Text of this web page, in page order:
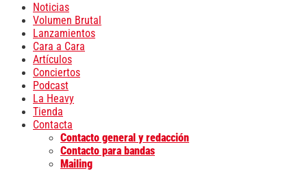
Noticias
Volumen Brutal
Lanzamientos
Cara a Cara
Artículos
Conciertos
Podcast
La Heavy
Tienda
Contacta
Contacto general y redacción
Contacto para bandas
Mailing